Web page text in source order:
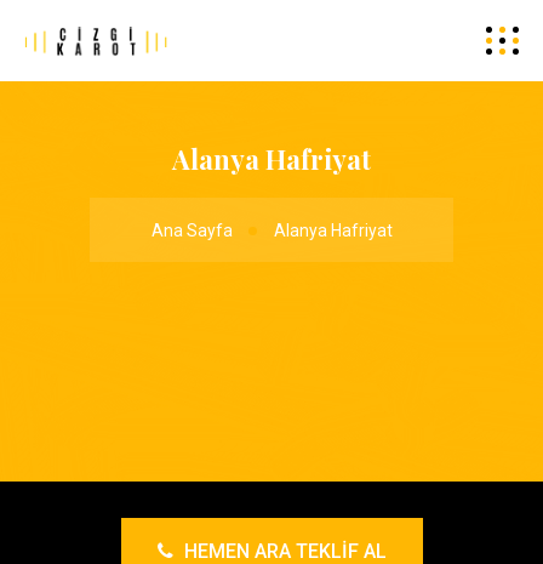
Alanya Hafriyat
Ana Sayfa Alanya Hafriyat
HEMEN ARA TEKLIF AL